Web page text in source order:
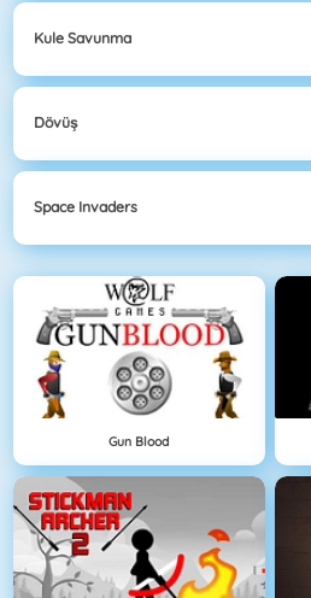
Kule Savunma
Dövüş
Space Invaders
Gun Blood